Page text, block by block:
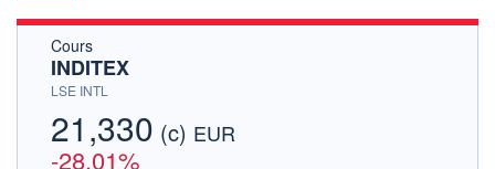
Cours
INDITEX
LSE INTL
21,330 (c) EUR
-28,01%